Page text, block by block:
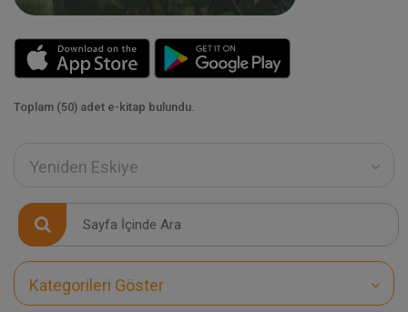
Toplam (50) adet e-kitap bulundu.
Yeniden Eskiye
Kategorileri Göster